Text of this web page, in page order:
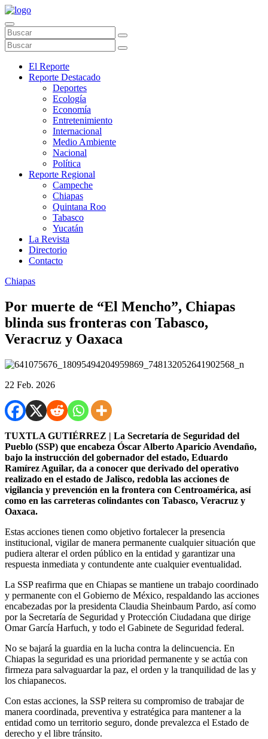
El Reporte
Reporte Destacado
Deportes
Ecología
Economía
Entretenimiento
Internacional
Medio Ambiente
Nacional
Política
Reporte Regional
Campeche
Chiapas
Quintana Roo
Tabasco
Yucatán
La Revista
Directorio
Contacto
Chiapas
Por muerte de “El Mencho”, Chiapas
blinda sus fronteras con Tabasco,
Veracruz y Oaxaca
22 Feb. 2026
TUXTLA GUTIÉRREZ | La Secretaría de Seguridad del
Pueblo (SSP) que encabeza Óscar Alberto Aparicio Avendaño,
bajo la instrucción del gobernador del estado, Eduardo
Ramírez Aguilar, da a conocer que derivado del operativo
realizado en el estado de Jalisco, redobla las acciones de
vigilancia y prevención en la frontera con Centroamérica, así
como en las carreteras colindantes con Tabasco, Veracruz y
Oaxaca.
Estas acciones tienen como objetivo fortalecer la presencia
institucional, vigilar de manera permanente cualquier situación que
pudiera alterar el orden público en la entidad y garantizar una
respuesta inmediata y contundente ante cualquier eventualidad.
La SSP reafirma que en Chiapas se mantiene un trabajo coordinado
y permanente con el Gobierno de México, respaldando las acciones
encabezadas por la presidenta Claudia Sheinbaum Pardo, así como
por la Secretaría de Seguridad y Protección Ciudadana que dirige
Omar García Harfuch, y todo el Gabinete de Seguridad federal.
No se bajará la guardia en la lucha contra la delincuencia. En
Chiapas la seguridad es una prioridad permanente y se actúa con
firmeza para salvaguardar la paz, el orden y la tranquilidad de las y
los chiapanecos.
Con estas acciones, la SSP reitera su compromiso de trabajar de
manera coordinada, preventiva y estratégica para mantener a la
entidad como un territorio seguro, donde prevalezca el Estado de
derecho y el libre tránsito.